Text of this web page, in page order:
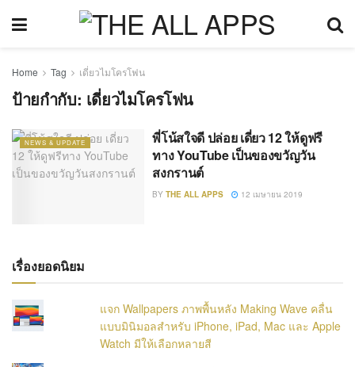
Home Tag เดี่ยวไมโครโฟน
ป้ายกำกับ: เดี่ยวไมโครโฟน
NEWS & UPDATE
พี่โน้สใจดี ปล่อย เดี่ยว 12 ให้ดูฟรี
ทาง YouTube เป็นของขวัญวัน
สงกรานต์
BY THE ALL APPS 12 เมษายน 2019
เรื่องยอดนิยม
แจก Wallpapers ภาพพื้นหลัง Making Wave คลื่น
แบบมินิมอลสำหรับ iPhone, iPad, Mac และ Apple
Watch มีให้เลือกหลายสี